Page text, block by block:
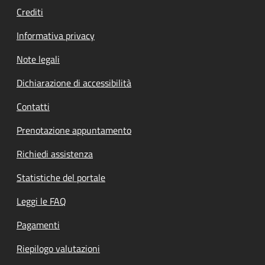
Crediti
Informativa privacy
Note legali
Dichiarazione di accessibilità
Contatti
Prenotazione appuntamento
Richiedi assistenza
Statistiche del portale
Leggi le FAQ
Pagamenti
Riepilogo valutazioni